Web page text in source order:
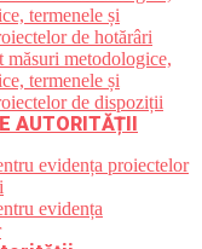
termenele și
de hotărâri
măsuri metodologice,
termenele și
de dispoziții
AUTORITĂȚII
evidența proiectelor
evidența